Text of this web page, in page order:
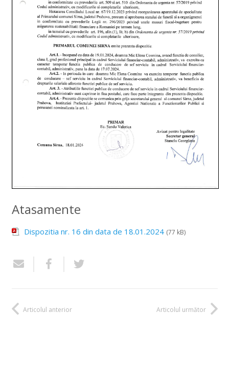
Atasamente
Dispozitia nr. 16 din data de 18.01.2024 (77 kB)
Articolul anterior Articolul următor